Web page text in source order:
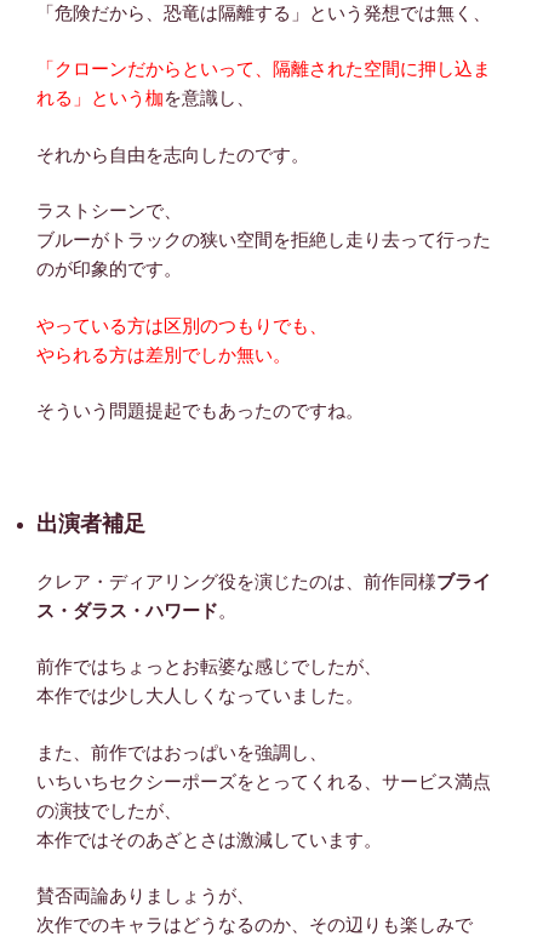
「危険だから、恐竜は隔離する」という発想では無く、
「クローンだからといって、隔離された空間に押し込ま
れる」という枷を意識し、
それから自由を志向したのです。
ラストシーンで、
ブルーがトラックの狭い空間を拒絶し走り去って行った
のが印象的です。
やっている方は区別のつもりでも、
やられる方は差別でしか無い。
そういう問題提起でもあったのですね。
出演者補足
クレア・ディアリング役を演じたのは、前作同様ブライ
ス・ダラス・ハワード。
前作ではちょっとお転婆な感じでしたが、
本作では少し大人しくなっていました。
また、前作ではおっぱいを強調し、
いちいちセクシーポーズをとってくれる、サービス満点
の演技でしたが、
本作ではそのあざとさは激減しています。
賛否両論ありましょうが、
次作でのキャラはどうなるのか、その辺りも楽しみで